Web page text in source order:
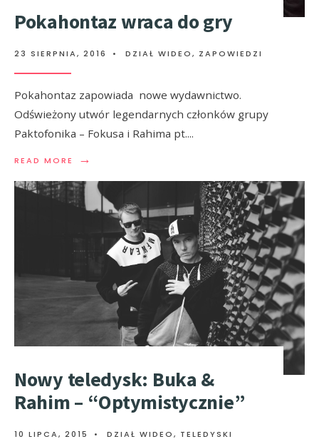
Pokahontaz wraca do gry
23 SIERPNIA, 2016 • DZIAŁ WIDEO, ZAPOWIEDZI
Pokahontaz zapowiada nowe wydawnictwo.
Odświeżony utwór legendarnych członków grupy
Paktofonika – Fokusa i Rahima pt....
READ MORE →
Nowy teledysk: Buka &
Rahim – “Optymistycznie”
10 LIPCA, 2015 • DZIAŁ WIDEO, TELEDYSKI